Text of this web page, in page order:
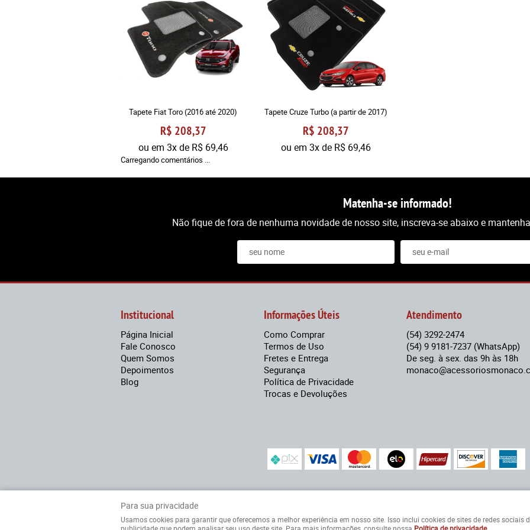
Tapete Fiat Toro (2016 até 2020)
R$ 208,37
ou em 3xde R$ 69,46
Tapete Cruze Turbo (a partir de 2017)
R$ 208,37
ou em3xde R$ 69,46
Carregando comentários ...
Matenha-se informado!
Não fique de fora de nenhuma novidade de nosso site, inscreva-se abaixo e
Institucional
Página Inicial
Fale Conosco
Quem Somos
Depoimentos
Blog
Informações Úteis
Como Comprar
Termos de Uso
Fretes e Entrega
Segurança
Política de Privacidade
Trocas e Devoluções
Atendimento
(54) 3292-2474
(54) 9 9181-7237 (WhatsApp)
De seg. à sex. das 9h às 18h
Eduardo Ballardin Moraes - ME - CNPJ: 09.156.135/0001-15
Para sua privacidade
Usamos cookies para garantir que oferecemos a melhor experiência em nosso site. Isso inclui cookies de sites de redes sociais